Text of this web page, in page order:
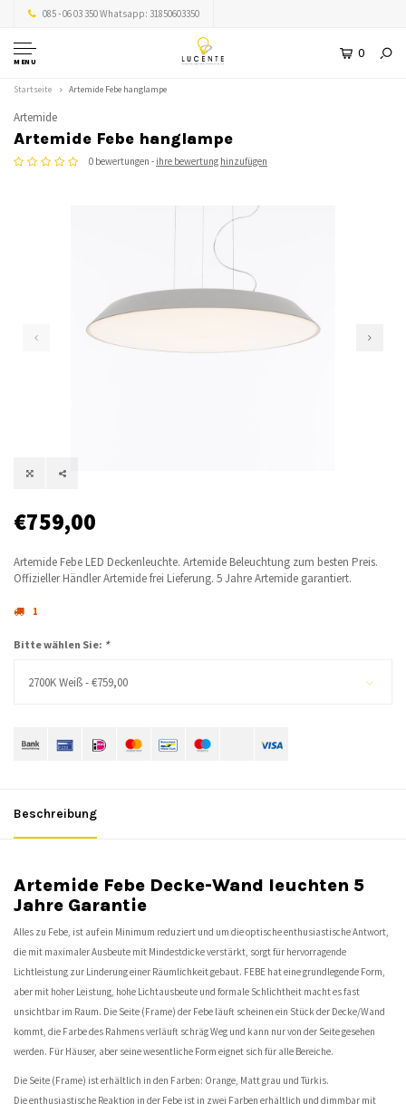
085 - 06 03 350 Whatsapp: 31850603350
MENU
0
Startseite Artemide Febe hanglampe
Artemide
Artemide Febe hanglampe
0 bewertungen - ihre bewertung hinzufügen
€759,00
Artemide Febe LED Deckenleuchte. Artemide Beleuchtung zum besten Preis.
Offizieller Händler Artemide frei Lieferung. 5 Jahre Artemide garantiert.
1
Bitte wählen Sie: *
2700K Weiß - €759,00
Beschreibung
Artemide Febe Decke-Wand leuchten 5
Jahre Garantie
Alles zu Febe, ist auf ein Minimum reduziert und um die optische enthusiastische Antwort,
die mit maximaler Ausbeute mit Mindestdicke verstärkt, sorgt für hervorragende
Lichtleistung zur Linderung einer Räumlichkeit gebaut. FEBE hat eine grundlegende Form,
aber mit hoher Leistung, hohe Lichtausbeute und formale Schlichtheit macht es fast
unsichtbar im Raum. Die Seite (Frame) der Febe läuft scheinen ein Stück der Decke/Wand
kommt, die Farbe des Rahmens verläuft schräg Weg und kann nur von der Seite gesehen
werden. Für Häuser, aber seine wesentliche Form eignet sich für alle Bereiche.
Die Seite (Frame) ist erhältlich in den Farben: Orange, Matt grau und Türkis.
Die enthusiastische Reaktion in der Febe ist in zwei Farben erhältlich und dimmbar mit